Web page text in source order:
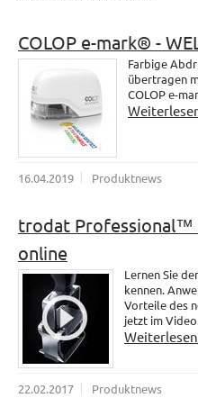
COLOP e-mark® -
Farbige
übertragen
COLOP e-
16.04.2019 Produktnews
trodat Professional™
online
Lernen Sie
kennen.
Vorteile des
jetzt im
Weiterlesen
22.02.2017 Produktnews